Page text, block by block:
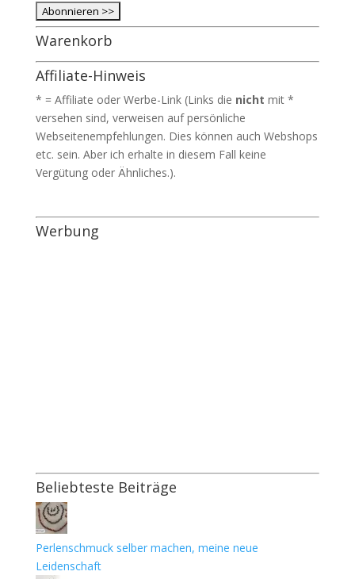
Warenkorb
Affiliate-Hinweis
* = Affiliate oder Werbe-Link (Links die nicht mit *
versehen sind, verweisen auf persönliche
Webseitenempfehlungen. Dies können auch Webshops
etc. sein. Aber ich erhalte in diesem Fall keine
Vergütung oder Ähnliches.).
Werbung
Beliebteste Beiträge
Perlenschmuck selber machen, meine neue
Leidenschaft